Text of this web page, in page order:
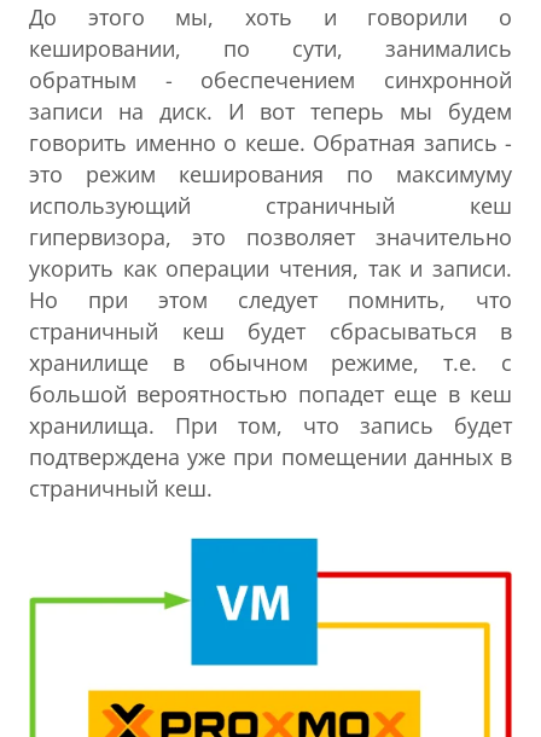
До этого мы, хоть и говорили о
кешировании, по сути, занимались
обратным - обеспечением синхронной
записи на диск. И вот теперь мы будем
говорить именно о кеше. Обратная запись -
это режим кеширования по максимуму
использующий страничный кеш
гипервизора, это позволяет значительно
укорить как операции чтения, так и записи.
Но при этом следует помнить, что
страничный кеш будет сбрасываться в
хранилище в обычном режиме, т.е. с
большой вероятностью попадет еще в кеш
хранилища. При том, что запись будет
подтверждена уже при помещении данных в
страничный кеш.